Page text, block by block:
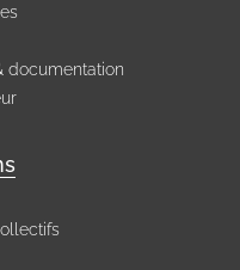
documentation